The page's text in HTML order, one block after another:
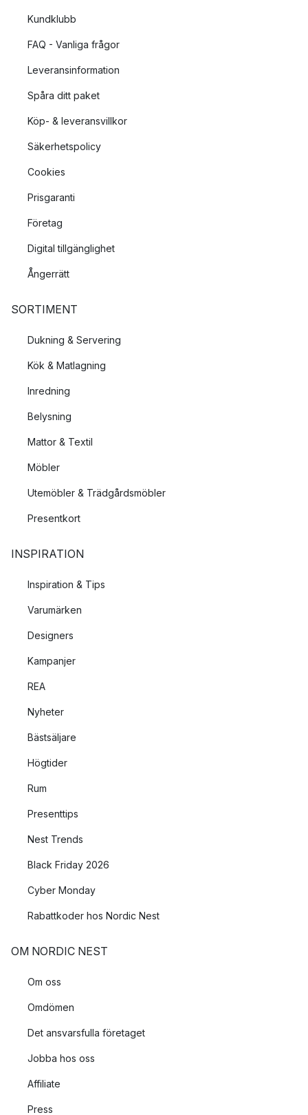
Kundklubb
FAQ - Vanliga frågor
Leveransinformation
Spåra ditt paket
Köp- & leveransvillkor
Säkerhetspolicy
Cookies
Prisgaranti
Företag
Digital tillgänglighet
Ångerrätt
SORTIMENT
Dukning & Servering
Kök & Matlagning
Inredning
Belysning
Mattor & Textil
Möbler
Utemöbler & Trädgårdsmöbler
Presentkort
INSPIRATION
Inspiration & Tips
Varumärken
Designers
Kampanjer
REA
Nyheter
Bästsäljare
Högtider
Rum
Presenttips
Nest Trends
Black Friday 2026
Cyber Monday
Rabattkoder hos Nordic Nest
OM NORDIC NEST
Om oss
Omdömen
Det ansvarsfulla företaget
Jobba hos oss
Affiliate
Press